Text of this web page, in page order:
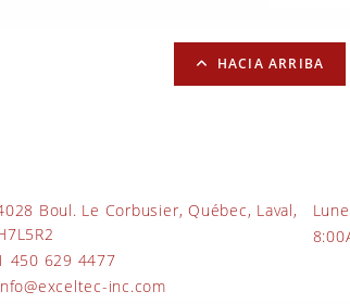
HACIA ARRIBA
Boul. Le Corbusier, Québec, Laval,
450 629 4477
inc.com